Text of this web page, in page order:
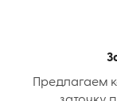
Предлагаем